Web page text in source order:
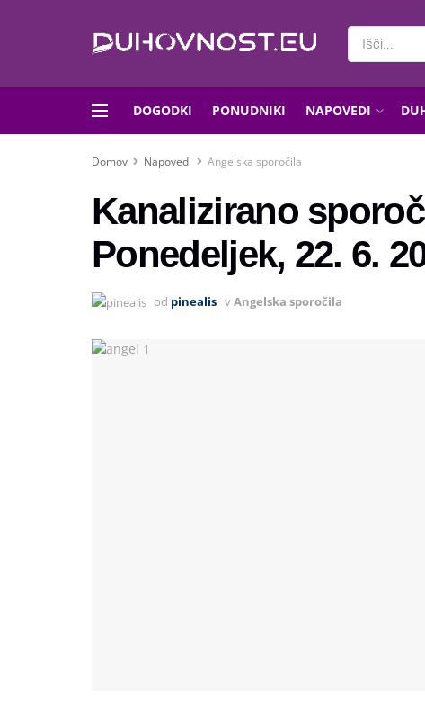
DOGODKI PONUDNIKI NAPOVEDI
Domov Napovedi Angelska sporočila
Kanalizirano
Ponedeljek, 22. 6.
od pinealis vAngelska sporočila